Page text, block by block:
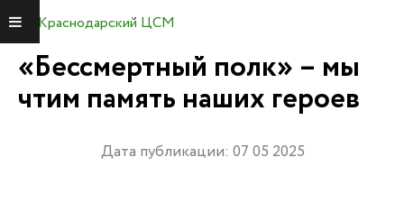
«Бессмертный полк» – мы
чтим память наших героев
Дата публикации: 07 05 2025
Краснодарский ЦСМ